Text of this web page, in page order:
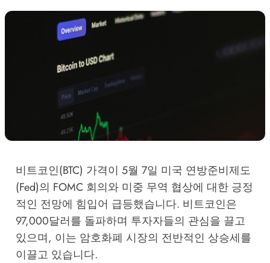
비트코인(BTC) 가격이 5월 7일 미국 연방준비제도
(Fed)의 FOMC 회의와 미중 무역 협상에 대한 긍정
적인 전망에 힘입어 급등했습니다. 비트코인은
97,000달러를 돌파하며 투자자들의 관심을 끌고
있으며, 이는 암호화폐 시장의 전반적인 상승세를
이끌고 있습니다.